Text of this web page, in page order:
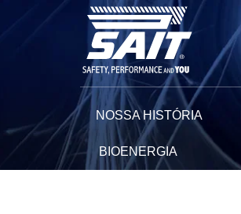
NOSSA HISTÓRIA
BIOENERGIA